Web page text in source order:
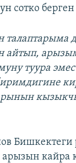
сотко берген
талаптарыма
айтып,
туура
кайра